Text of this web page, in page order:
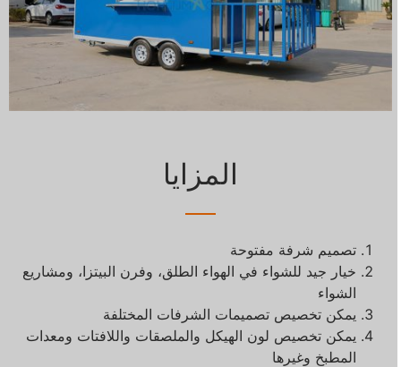
المزايا
تصميم شرفة مفتوحة
خيار جيد للشواء في الهواء الطلق، وفرن البيتزا، ومشاريع
الشواء
يمكن تخصيص تصميمات الشرفات المختلفة
يمكن تخصيص لون الهيكل والملصقات واللافتات ومعدات
المطبخ وغيرها